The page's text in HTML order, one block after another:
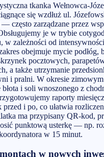
tkanka Wełnowca-
się wzdłuż ul.
często zarządzane przez
je w trybie
w zależności od
obejmuje mycie podłóg,
pocztowych,
a także utrzymanie
i pralni. W okresie
błota i soli wnoszonego z
raporty
przed i po, co ułatwia
ma przypisany QR-kod,
punktową usterkę — np.
w 15 minut.
w nowych